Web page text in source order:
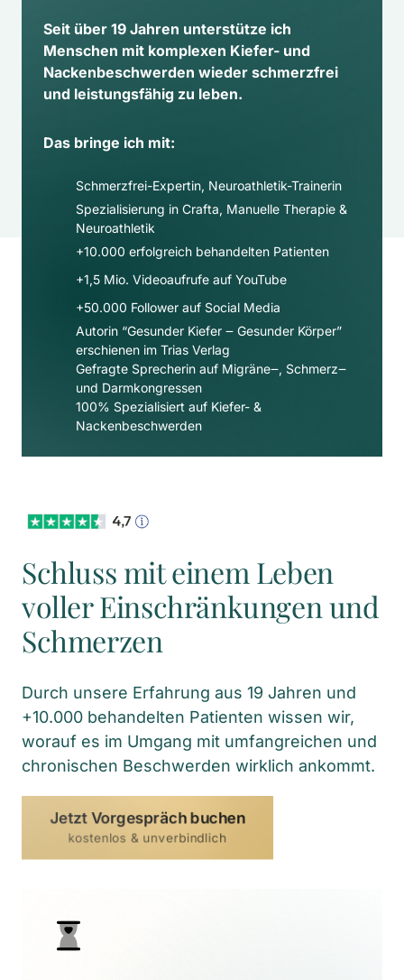
Seit über 19 Jahren unterstütze ich
Menschen mit komplexen Kiefer- und
Nackenbeschwerden wieder schmerzfrei
und leistungsfähig zu leben.
Das bringe ich mit:
Schmerzfrei-Expertin, Neuroathletik-Trainerin
Spezialisierung in Crafta, Manuelle Therapie &
Neuroathletik
+10.000 erfolgreich behandelten Patienten
+1,5 Mio. Videoaufrufe auf YouTube
+50.000 Follower auf Social Media​
Autorin “Gesunder Kiefer ‒ Gesunder Körper”
erschienen im Trias Verlag
Gefragte Sprecherin auf Migräne‒, Schmerz‒
und Darmkongressen
100% Spezialisiert auf Kiefer- &
Nackenbeschwerden
Schluss mit einem Leben
voller Einschränkungen und
Schmerzen
Durch unsere Erfahrung aus 19 Jahren und
+10.000 behandelten Patienten wissen wir,
worauf es im Umgang mit umfangreichen und
chronischen Beschwerden wirklich ankommt.
Jetzt Vorgespräch buchen
kostenlos & unverbindlich